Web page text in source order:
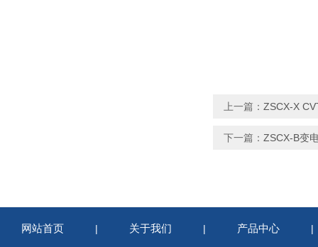
上一篇： ZSCX-X
下一篇： ZSCX-B变
网站首页 | 关于我们 | 产品中心